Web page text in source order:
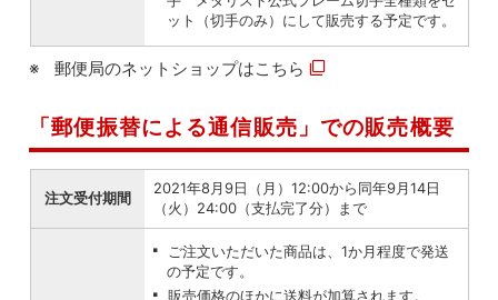
ット（切手のみ）にして販売する予定です。
郵便局のネットショップはこちら
「郵便振替による通信販売」での販売概要
注文受付期間
2021年8月9日（月）12:00から同年9月14日
（火）24:00（支払完了分）まで
ご注文いただいた商品は、1か月程度で発送
の予定です。
販売価格のほかに送料が加算されます。